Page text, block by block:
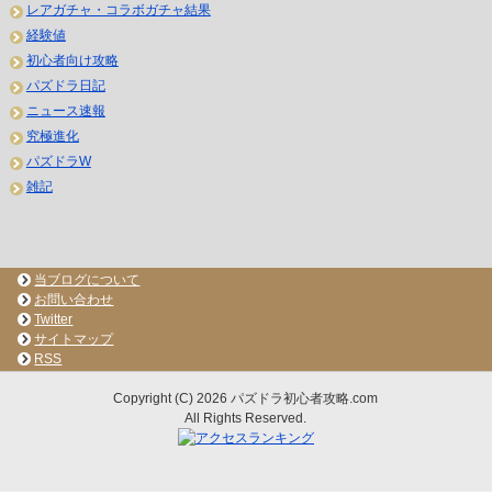
レアガチャ・コラボガチャ結果
経験値
初心者向け攻略
パズドラ日記
ニュース速報
究極進化
パズドラW
雑記
当ブログについて
お問い合わせ
Twitter
サイトマップ
RSS
Copyright (C) 2026 パズドラ初心者攻略.com
All Rights Reserved.